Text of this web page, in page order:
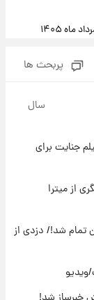
مرکز تجارت
پربحث ها
سال
جنایت برای
از میترا
تمام شد!/ دزدی از
ویدیو